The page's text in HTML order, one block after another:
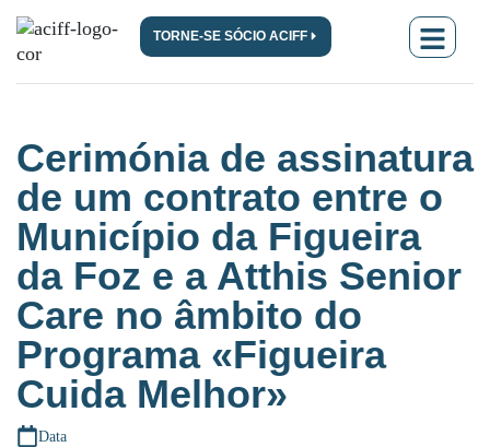
TORNE-SE SÓCIO ACIFF
Cerimónia de assinatura
de um contrato entre o
Município da Figueira
da Foz e a Atthis Senior
Care no âmbito do
Programa «Figueira
Cuida Melhor»
Data